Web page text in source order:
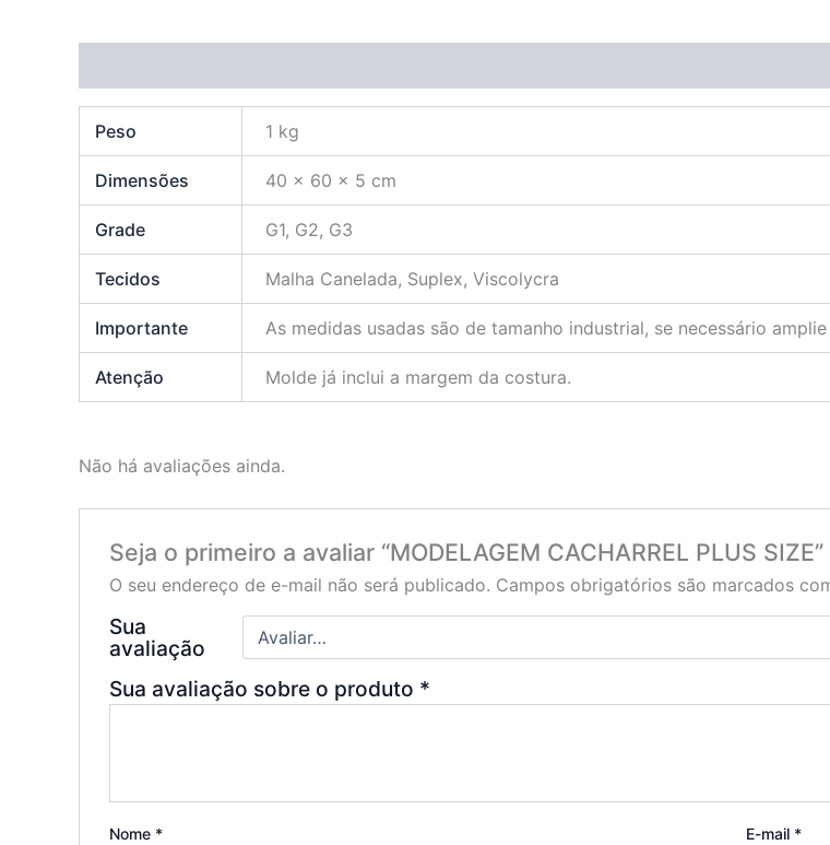
Peso 1 kg
Dimensões 40 × 60 × 5 cm
Grade G1, G2, G3
Tecidos Malha Canelada, Suplex, Viscolycra
Importante As medidas usadas são de tamanho industrial, se necessário
Atenção Molde já inclui a margem da costura.
Não há avaliações ainda.
Seja o primeiro a avaliar “MODELAGEM CACHARREL PLUS SIZE”
O seu endereço de e-mail não será publicado. Campos obrigatórios são marcados
Sua
avaliação
Sua avaliação sobre o produto *
Nome * E-mail *